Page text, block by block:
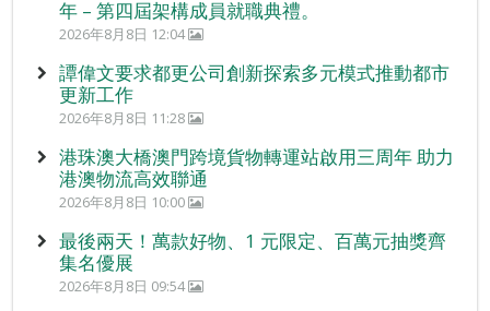
年 – 第四屆架構成員就職典禮。
2026年8月8日 12:04
譚偉文要求都更公司創新探索多元模式推動都市
更新工作
2026年8月8日 11:28
港珠澳大橋澳門跨境貨物轉運站啟用三周年 助力
港澳物流高效聯通
2026年8月8日 10:00
最後兩天！萬款好物、1 元限定、百萬元抽獎齊
集名優展
2026年8月8日 09:54